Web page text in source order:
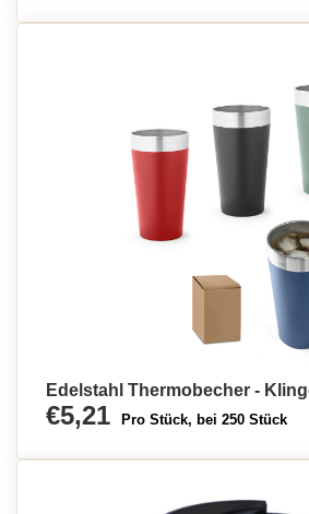
Edelstahl Thermobecher -
€5,21 Pro Stück, bei 250 Stück